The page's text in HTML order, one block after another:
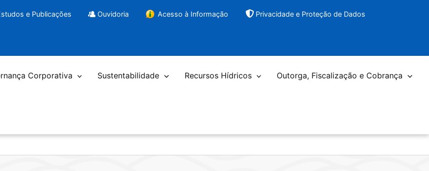
e Publicações Ouvidoria Acesso à Informação Privacidade e Proteção de Dados
Corporativa Sustentabilidade Recursos Hídricos Outorga, Fiscalização e Cobrança